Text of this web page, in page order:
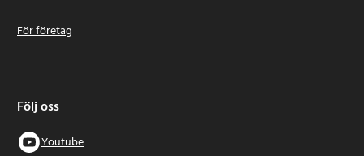
För företag
Följ oss
Youtube